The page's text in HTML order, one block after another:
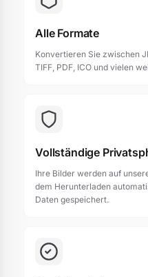
Alle Formate
Konvertieren Sie zwischen
TIFF, PDF, ICO und vielen
Vollständige
Ihre Bilder werden auf
dem Herunterladen
Daten gespeichert.